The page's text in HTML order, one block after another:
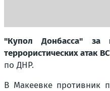
"Купол Донбасса" за
террористических атак
по ДНР.
В Макеевке противник